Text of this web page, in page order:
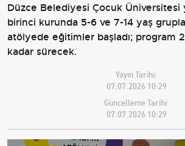
Düzce Belediyesi Çocuk Üniversitesi
birinci kurunda 5-6 ve 7-14 yaş
atölyede eğitimler başladı; program
kadar sürecek.
Yayın Tarihi:
07.07.2026 10:29
Güncelleme Tarihi:
07.07.2026 10:29